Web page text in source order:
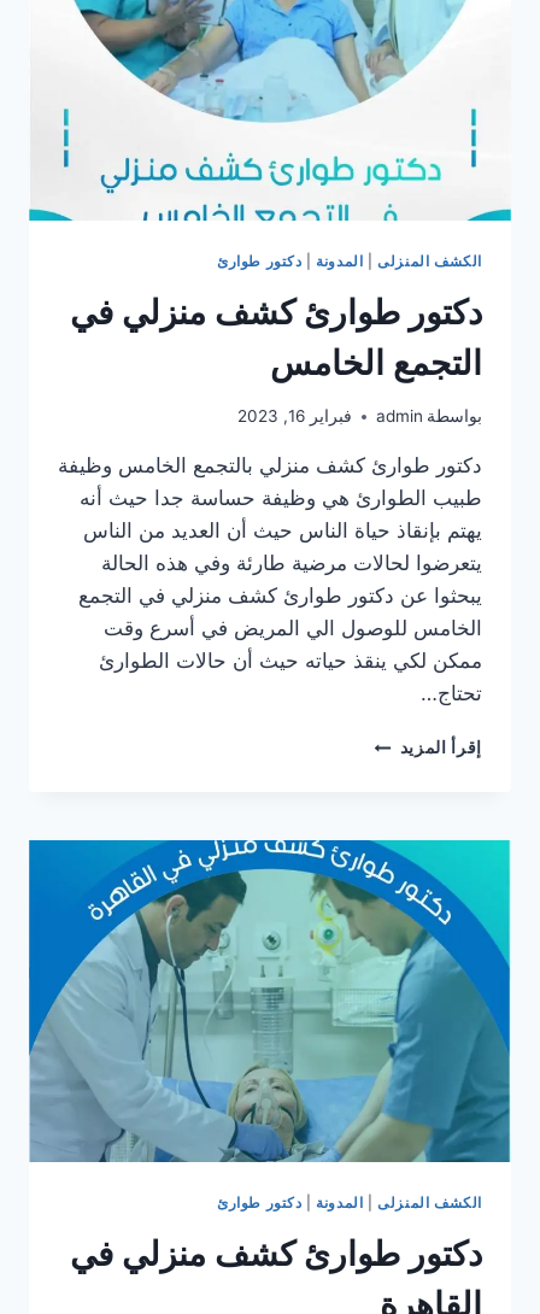
الكشف المنزلى| المدونة دكتور طوارئ
دكتور طوارئ كشف منزلي في
التجمع الخامس
بواسطة admin فبراير 16, 2023
دكتور طوارئ كشف منزلي بالتجمع الخامس وظيفة
طبيب الطوارئ هي وظيفة حساسة جدا حيث أنه
يهتم بإنقاذ حياة الناس حيث أن العديد من الناس
يتعرضوا لحالات مرضية طارئة وفي هذه الحالة
يبحثوا عن دكتور طوارئ كشف منزلي في التجمع
الخامس للوصول الي المريض في أسرع وقت
ممكن لكي ينقذ حياته حيث أن حالات الطوارئ
تحتاج…
إقرأ المزيد دكتور
في
التجمع
الخامس
الكشف المنزلى| المدونة دكتور طوارئ
دكتور طوارئ كشف منزلي في
القاهرة